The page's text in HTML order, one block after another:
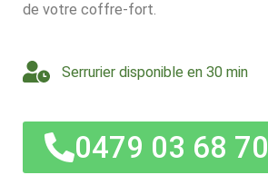
de votre coffre-fort.
Serrurier disponible en 30 min
0479 03 68 70